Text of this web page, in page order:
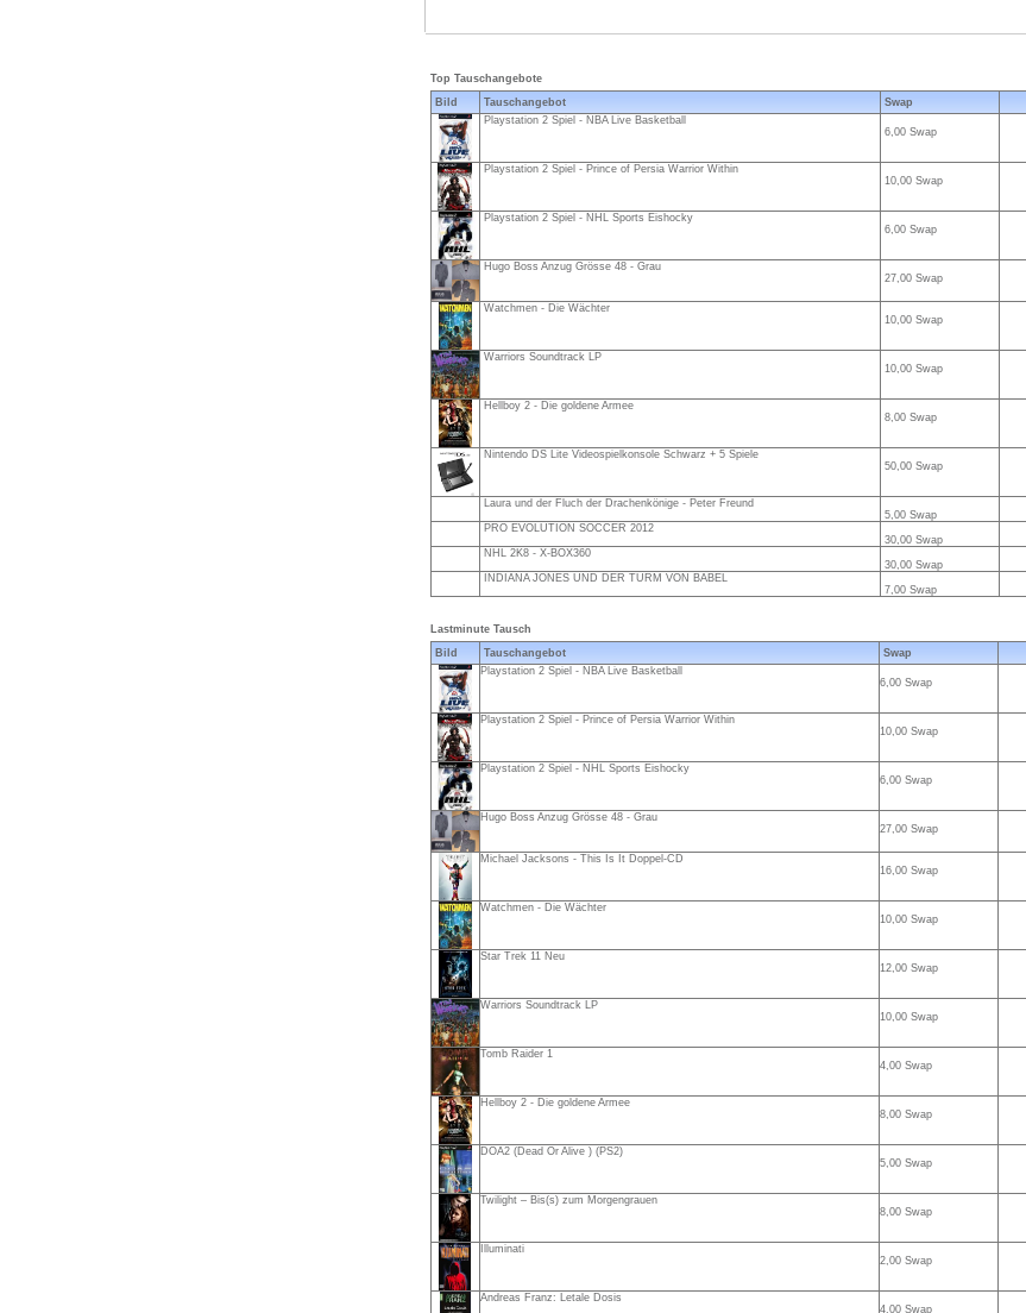
Top Tauschangebote
Bild
Tauschangebot
Swap
Playstation 2 Spiel - NBA Live Basketball
6,00 Swap
Playstation 2 Spiel - Prince of Persia Warrior Within
10,00 Swap
Playstation 2 Spiel - NHL Sports Eishocky
6,00 Swap
Hugo Boss Anzug Grösse 48 - Grau
27,00 Swap
Watchmen - Die Wächter
10,00 Swap
Warriors Soundtrack LP
10,00 Swap
Hellboy 2 - Die goldene Armee
8,00 Swap
Nintendo DS Lite Videospielkonsole Schwarz + 5 Spiele
50,00 Swap
Laura und der Fluch der Drachenkönige - Peter Freund
5,00 Swap
PRO EVOLUTION SOCCER 2012
30,00 Swap
NHL 2K8 - X-BOX360
30,00 Swap
INDIANA JONES UND DER TURM VON BABEL
7,00 Swap
Lastminute Tausch
Bild
Tauschangebot Swap
Playstation 2 Spiel - NBA Live Basketball
6,00 Swap
Playstation 2 Spiel - Prince of Persia Warrior Within
10,00 Swap
Playstation 2 Spiel - NHL Sports Eishocky
6,00 Swap
Hugo Boss Anzug Grösse 48 - Grau
27,00 Swap
Michael Jacksons - This Is It Doppel-CD
16,00 Swap
Watchmen - Die Wächter
10,00 Swap
Star Trek 11 Neu
12,00 Swap
Warriors Soundtrack LP
10,00 Swap
Tomb Raider 1
4,00 Swap
Hellboy 2 - Die goldene Armee
8,00 Swap
DOA2 (Dead Or Alive ) (PS2)
5,00 Swap
Twilight – Bis(s) zum Morgengrauen
8,00 Swap
Illuminati
2,00 Swap
Andreas Franz: Letale Dosis
4,00 Swap